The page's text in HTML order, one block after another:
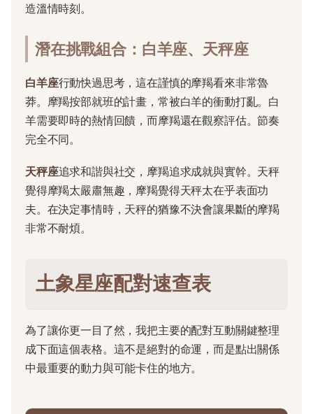
造溫情時刻。
潛在挑戰組合：白羊座、天秤座
白羊座行動快過思考，這在謹慎的摩羯看來非常魯
莽。摩羯按部就班的計畫，常被白羊的衝動打亂。白
羊需要即時的熱情回饋，而摩羯還在觀察評估。節奏
完全不同。
天秤座追求和諧與社交，摩羯追求成就與實幹。天秤
覺得摩羯太嚴肅無趣，摩羯覺得天秤太在乎表面功
夫。在決定事情時，天秤的猶豫不決會讓果斷的摩羯
非常不耐煩。
土象星座配對速查表
為了讓你更一目了然，我把主要的配對互動關鍵整理
成下面這個表格。這不是絕對的命運，而是點出關係
中最重要的動力與可能卡住的地方。